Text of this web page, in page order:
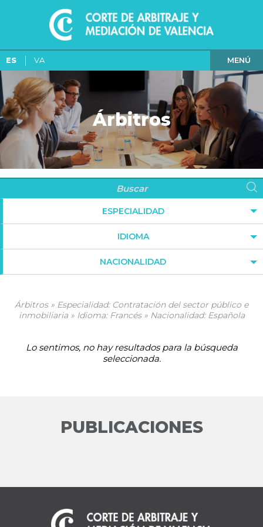
ES VA MENÚ
Árbitros
ESPECIALIDAD
IDIOMA
NACIONALIDAD
Árbitros » Especialidad: Contratación del sector público e
inmobiliaria » Idioma: Francés » Nacionalidad: Española
Lo sentimos, no hay resultados para la búsqueda
seleccionada.
PUBLICACIONES